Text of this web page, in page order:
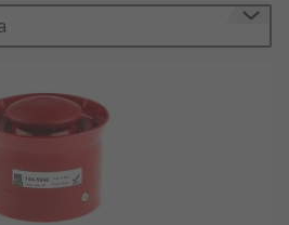
in cui verrà utilizzato, il
il metodo di
cicalino da
o un avvisatore